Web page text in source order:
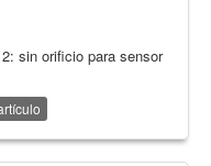
sin orificio para sensor